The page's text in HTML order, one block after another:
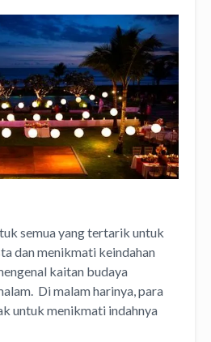
semua yang tertarik untuk
dan menikmati keindahan
kaitan budaya
Di malam harinya, para
untuk menikmati indahnya